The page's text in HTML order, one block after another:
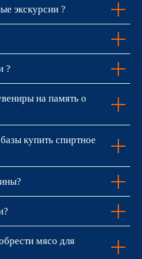
экскурсии ?
?
на память о
купить спиртное
мясо для